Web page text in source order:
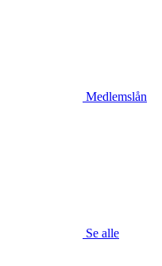
Medlemslån
Se alle